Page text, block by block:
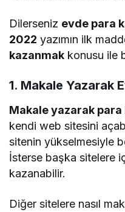
Dilerseniz evde para
2022 yazımın ilk
kazanmak konusu ile
1. Makale Yazarak
Makale yazarak para
kendi web sitesini
sitenin yükselmesiyle
İsterse başka sitelere
kazanabilir.
Diğer sitelere nasıl